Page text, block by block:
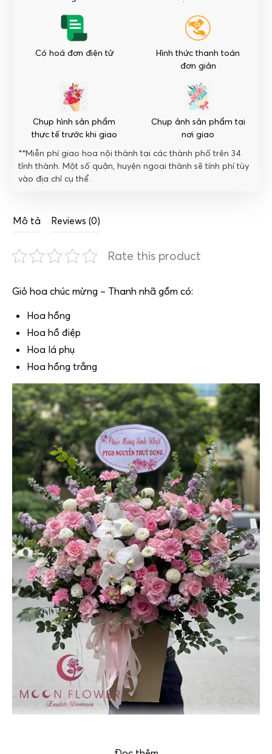
Có hoá đơn điện tử
Hình thức thanh toán
đơn giản
Chụp hình sản phẩm
thực tế trước khi giao
Chụp ảnh sản phẩm tại
nơi giao
**Miễn phí giao hoa nội thành tại các thành phố trên 34
tỉnh thành. Một số quận, huyện ngoại thành sẽ tính phí tùy
vào địa chỉ cụ thể.
Mô tả Reviews (0)
Rate this product
Giỏ hoa chúc mừng – Thanh nhã gồm có:
Hoa hồng
Hoa hồ điệp
Hoa lá phụ
Hoa hồng trắng